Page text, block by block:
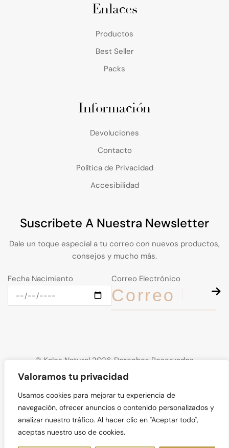
Valoramos tu privacidad
Usamos cookies para mejorar tu experiencia de
navegación, ofrecer anuncios o contenido personalizados y
analizar nuestro tráfico. Al hacer clic en "Aceptar todo",
aceptas nuestro uso de cookies.
Enlaces
Productos
Best Seller
Packs
Información
Devoluciones
Contacto
Política de Privacidad
Accesibilidad
Suscribete A Nuestra Newsletter
Dale un toque especial a tu correo con nuevos productos,
consejos y mucho más.
Fecha Nacimiento Correo Electrónico
© Kalos Natural 2026. Derechos Reservados